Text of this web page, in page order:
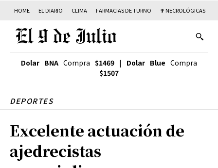
HOME EL DIARIO CLIMA FARMACIAS DE TURNO ✟ NECROLÓGICAS
Dolar BNA Compra $1469 | Dolar Blue Compra
$1507
DEPORTES
Excelente actuación de
ajedrecistas